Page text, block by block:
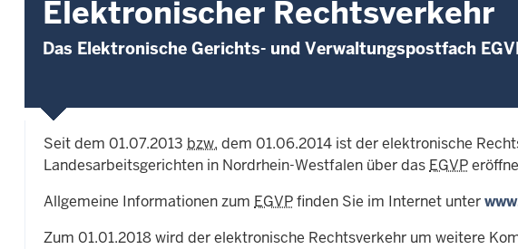
Elektronischer Rechtsverkehr
Das Elektronische Gerichts- und Verwaltungspostfach
Seit dem 01.07.2013 bzw. dem 01.06.2014 ist der elektronische
Landesarbeitsgerichten in Nordrhein-Westfalen über das EGVP
Allgemeine Informationen zum EGVPfinden Sie im Internet unter
Zum 01.01.2018 wird der elektronische Rechtsverkehr um weitere